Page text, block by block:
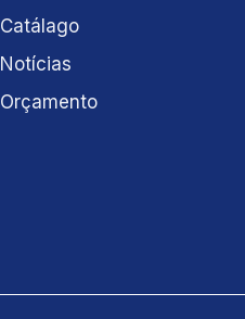
Catálago
Notícias
Orçamento